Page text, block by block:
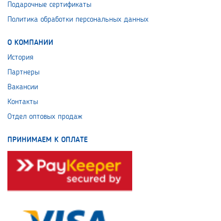
Подарочные сертификаты
Политика обработки персональных данных
О КОМПАНИИ
История
Партнеры
Вакансии
Контакты
Отдел оптовых продаж
ПРИНИМАЕМ К ОПЛАТЕ